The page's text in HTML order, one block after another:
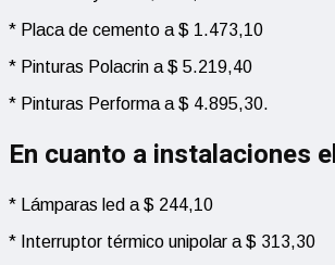
* Placa de cemento a $ 1.473,10
* Pinturas Polacrin a $ 5.219,40
* Pinturas Performa a $ 4.895,30.
En cuanto a instalaciones
* Lámparas led a $ 244,10
* Interruptor térmico unipolar a $ 313,30